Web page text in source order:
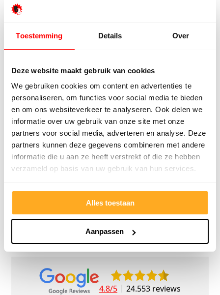
Toestemming Details Over
Deze website maakt gebruik van cookies
We gebruiken cookies om content en advertenties te
personaliseren, om functies voor social media te bieden
en om ons websiteverkeer te analyseren. Ook delen we
informatie over uw gebruik van onze site met onze
partners voor social media, adverteren en analyse. Deze
partners kunnen deze gegevens combineren met andere
informatie die u aan ze heeft verstrekt of die ze hebben
verzameld op basis van uw gebruik van hun services.
Alles toestaan
Aanpassen
Hester Schaap
Top geholpen en voor een mooie prijs alles
kunnen kopen wat ik wil. Heel vriendelijk,
personeel! Bedankt!
4.8/5 24.553 reviews